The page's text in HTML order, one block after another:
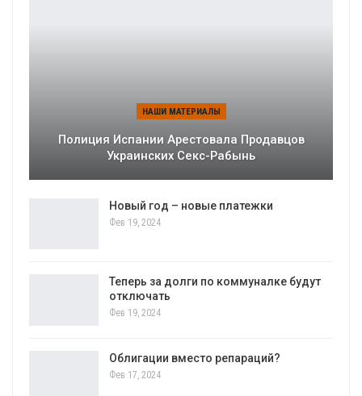
НАШИ МАТЕРИАЛЫ
Полиция Испании Арестовала Продавцов
Украинских Секс-Рабынь
Новый год – новые платежки
Фев 19, 2024
Теперь за долги по коммуналке будут
отключать
Фев 19, 2024
Облигации вместо репараций?
Фев 17, 2024